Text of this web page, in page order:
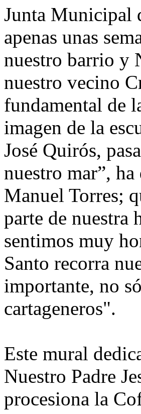
Junta Municipal
apenas unas
nuestro barrio y
nuestro vecino
fundamental de
imagen de la
José Quirós,
nuestro mar”, ha
Manuel Torres;
parte de nuestra
sentimos muy
Santo recorra
importante, no
cartageneros".
Este mural
Nuestro Padre
procesiona la